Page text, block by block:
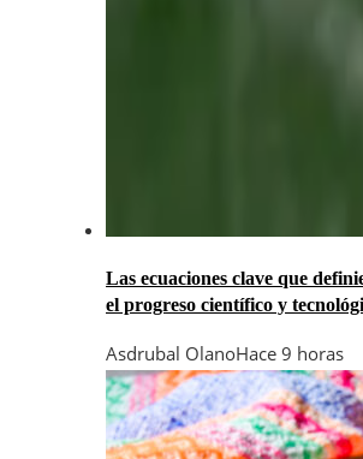
Las ecuaciones clave que
el progreso científico y
Asdrubal OlanoHace 9 horas